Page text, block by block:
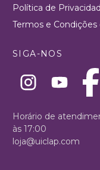
Política de
Termos e Condições
SIGA-NOS
Horário de
às 17:00
loja@uiclap.com